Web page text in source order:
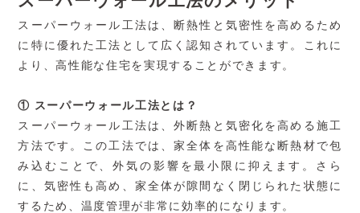
スーパーウォール工法は、断熱性と気密性を高めるため
に特に優れた工法として広く認知されています。これに
より、高性能な住宅を実現することができます。
① スーパーウォール工法とは？
スーパーウォール工法は、外断熱と気密化を高める施工
方法です。この工法では、家全体を高性能な断熱材で包
み込むことで、外気の影響を最小限に抑えます。さら
に、気密性も高め、家全体が隙間なく閉じられた状態に
するため、温度管理が非常に効率的になります。